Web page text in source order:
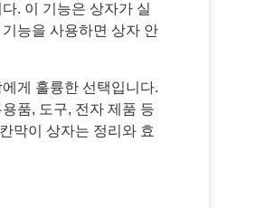
. 이 기능은 상자가 실
능을 사용하면 상자 안
게 훌륭한 선택입니다.
품, 도구, 전자 제품 등
막이 상자는 정리와 효